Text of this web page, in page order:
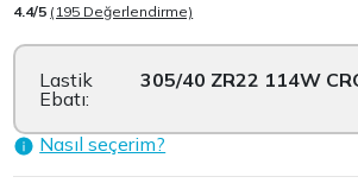
4.4/5 (195 Değerlendirme)
Lastik
Ebatı:
Nasıl seçerim?